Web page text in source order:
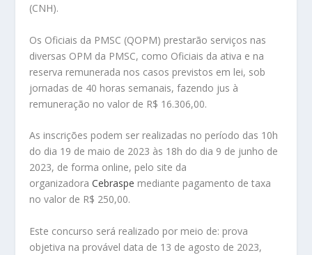
(CNH).
Os Oficiais da PMSC (QOPM) prestarão serviços nas
diversas OPM da PMSC, como Oficiais da ativa e na
reserva remunerada nos casos previstos em lei, sob
jornadas de 40 horas semanais, fazendo jus à
remuneração no valor de R$ 16.306,00.
As inscrições podem ser realizadas no período das 10h
do dia 19 de maio de 2023 às 18h do dia 9 de junho de
2023, de forma online, pelo site da
organizadoraCebraspe mediante pagamento de taxa
no valor de R$ 250,00.
Este concurso será realizado por meio de: prova
objetiva na provável data de 13 de agosto de 2023,